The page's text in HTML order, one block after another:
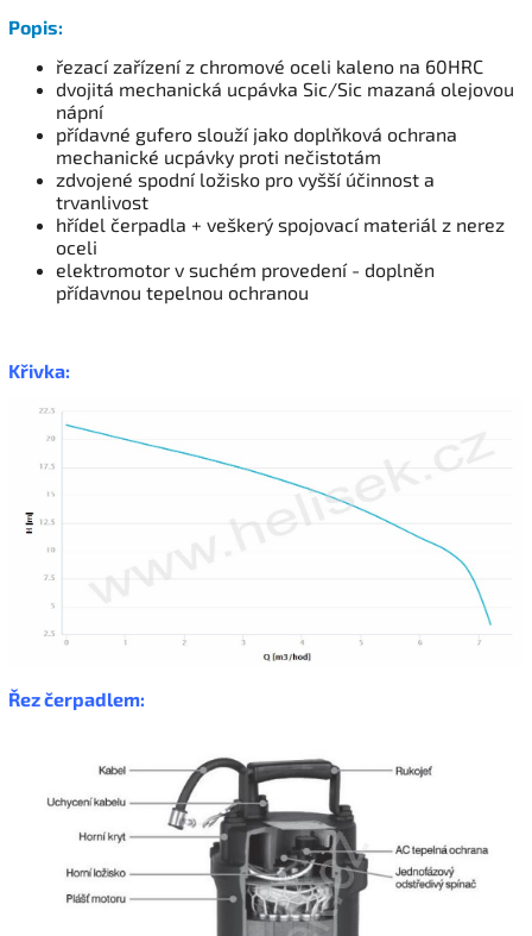
Popis:
řezací zařízení z chromové oceli kaleno na 60HRC
dvojitá mechanická ucpávka Sic/Sic mazaná olejovou
nápní
přídavné gufero slouží jako doplňková ochrana
mechanické ucpávky proti nečistotám
zdvojené spodní ložisko pro vyšší účinnost a
trvanlivost
hřídel čerpadla + veškerý spojovací materiál z nerez
oceli
elektromotor v suchém provedení - doplněn
přídavnou tepelnou ochranou
Křivka:
Řez čerpadlem: